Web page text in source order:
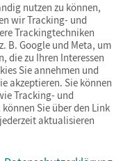
Cookies & Co.
nutzen zu können,
wir Tracking- und
Trackingtechniken
B. Google und Meta, um
die zu Ihren Interessen
Sie annehmen und
akzeptieren. Sie können
Tracking- und
Sie über den Link
aktualisieren